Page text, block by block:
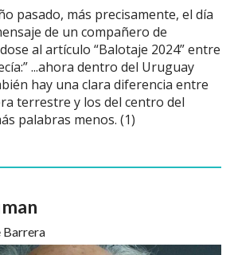
pasado, más precisamente, el día
de un compañero de
al artículo “Balotaje 2024” entre
...ahora dentro del Uruguay
hay una clara diferencia entre
terrestre y los del centro del
palabras menos. (1)
Barrera